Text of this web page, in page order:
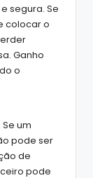
segura. Se
colocar o
Ganho
o
um
pode ser
de
pode